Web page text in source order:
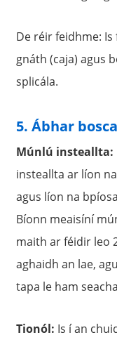
De réir feidhme:
gnáth (caja) agus
splicála.
5. Ábhar
Múnlú insteallta:
insteallta ar líon
agus líon na
Bíonn meaisíní
maith ar féidir leo
aghaidh an lae,
tapa le ham
Tionól: Is í an